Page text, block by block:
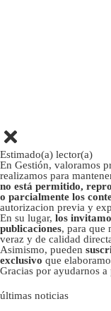
Estimado(a) lector(a)
En Gestión, valoramos
realizamos para
no está permitido,
o parcialmente los
autorizacion previa y
En su lugar, los
publicaciones, para que
veraz y de calidad
Asimismo, pueden
exclusivo que
Gracias por ayudarnos
últimas noticias